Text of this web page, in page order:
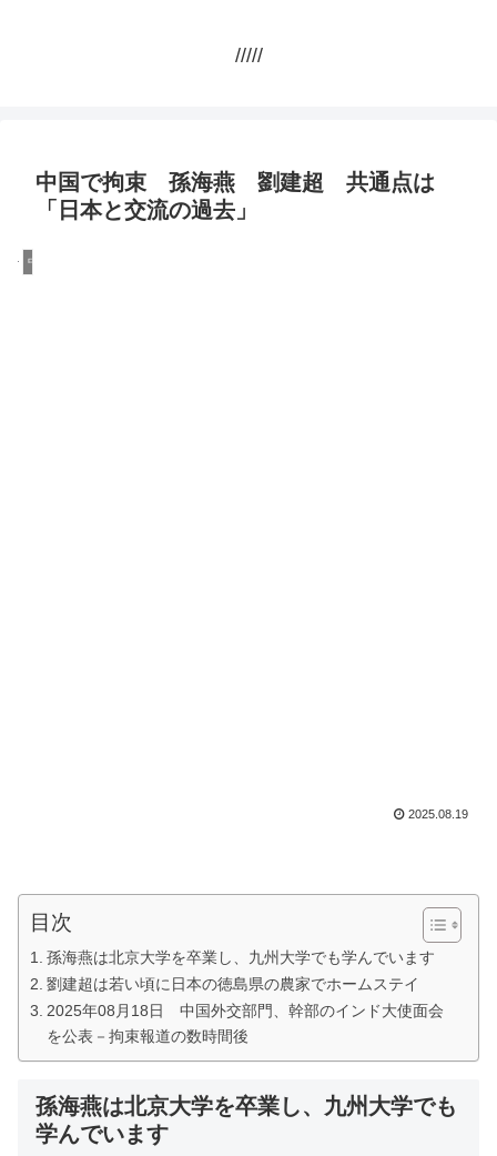
/////
中国で拘束 孫海燕 劉建超 共通点は
「日本と交流の過去」
中国
2025.08.19
目次
孫海燕は北京大学を卒業し、九州大学でも学んでいます
劉建超は若い頃に日本の徳島県の農家でホームステイ
2025年08月18日 中国外交部門、幹部のインド大使面会
を公表－拘束報道の数時間後
孫海燕は北京大学を卒業し、九州大学でも
学んでいます